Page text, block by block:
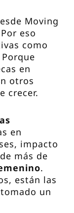
Moving
eso
como
en
otros
crecer.
en
impacto
más de
.
están las
un